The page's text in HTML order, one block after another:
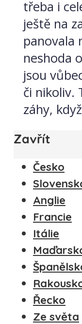
třeba i
ještě na
panovala
neshoda
jsou
či nikoliv.
záhy,
Zavřít
Česko
Anglie
Francie
Itálie
Řecko
Ze světa